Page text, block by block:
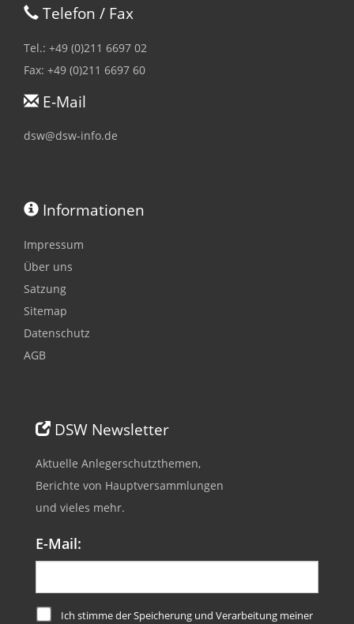
Telefon / Fax
Tel.: +49 (0)211 6697 02
Fax: +49 (0)211 6697 60
E-Mail
dsw@dsw-info.de
Informationen
Impressum
Über uns
Satzung
Sitemap
Datenschutz
AGB
DSW Newsletter
Aktuelle Anlegerschutzthemen,
Berichte von Hauptversammlungen
und vieles mehr.
E-Mail:
Ich stimme der Speicherung und Verarbeitung meiner